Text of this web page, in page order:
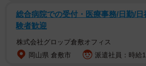
総合病院での受付・医療事務/日勤/日
験者歓迎
株式会社グロップ倉敷オフィス
岡山県 倉敷市
派遣社員：時給